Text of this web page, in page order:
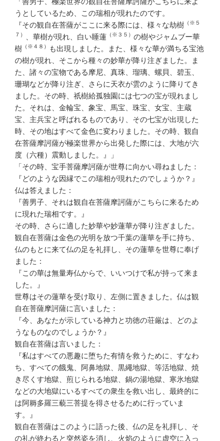
うとしているため、この瑞相が現れたのです。
『その観自在菩薩がここに来る際には、様々な劫樹 （※５
７）
、華樹が現れ、白い睡蓮 （※３５） の樹やジャムブー華
樹 （※４８）
も出現しました。また、様々な華が満ちる宝池
の樹が現れ、そこから種々の妙華が降り注ぎました。ま
た、諸々の宝物である摩尼、真珠、瑠璃、螺貝、碧玉、
珊瑚などが降り注ぎ、さらに天衣が雲のように降りてき
ました。その時、祇樹給孤独園には七つの宝が現れまし
た。それは、金輪宝、象宝、馬宝、珠宝、女宝、主蔵
宝、主兵宝と呼ばれるものであり、その七宝が出現した
時、その地はすべて金色に変わりました。その時、観自
在菩薩摩訶薩が極楽世界から出発した際には、大地が六
度（六種）震動しました。』」
「その時、宝手菩薩摩訶薩が世尊に向かい尋ねました：
『どのような因縁でこの瑞相が現れたのでしょうか？』
仏は答えました：
『善男子、それは観自在菩薩摩訶薩がこちらに来るため
に現れた瑞相です。』
その時、さらに適した妙華や妙蓮華が降り注ぎました。
観自在菩薩は金色の光明を放つ千葉の蓮華を手に持ち、
仏のもとに来て仏の足を礼拝し、その蓮華を世尊に奉げ
ました：
『この華は無量寿仏からで、いいつけで私が持って来ま
した。』
世尊はその蓮華を受け取り、左側に置きました。仏は観
自在菩薩摩訶薩に言いました：
『今、あなたが示している神力と功徳の荘厳は、どのよ
うなものなのでしょうか？』
観自在菩薩は言いました：
『私はすべての悪趣に堕ちた有情を救うために、すなわ
ち、すべての餓鬼、阿鼻地獄、黒繩地獄、等活地獄、焼
き尽くす地獄、煎じられる地獄、鍋の湯地獄、寒氷地獄
などの大地獄にいるすべての衆生を救い出し、最終的に
は阿耨多羅三藐三菩提を得させるために行っていま
す。』
観自在菩薩はこのように語った後、仏の足を礼拝し、そ
の礼が終わると突然姿を消し、火焰のように虚空に入っ